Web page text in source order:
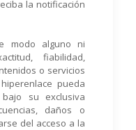
la notificación
modo alguno ni
fiabilidad,
o servicios
pueda
su exclusiva
daños o
del acceso a la